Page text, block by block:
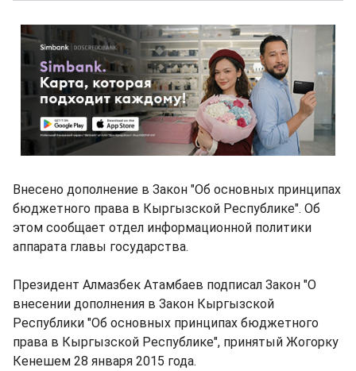
Внесено дополнение в Закон "Об основных принципах
бюджетного права в Кыргызской Республике". Об
этом сообщает отдел информационной политики
аппарата главы государства.
Президент Алмазбек Атамбаев подписал Закон "О
внесении дополнения в Закон Кыргызской
Республики "Об основных принципах бюджетного
права в Кыргызской Республике", принятый Жогорку
Кенешем 28 января 2015 года.